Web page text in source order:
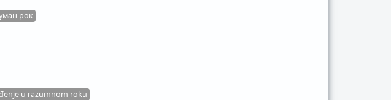
рок
u razumnom roku